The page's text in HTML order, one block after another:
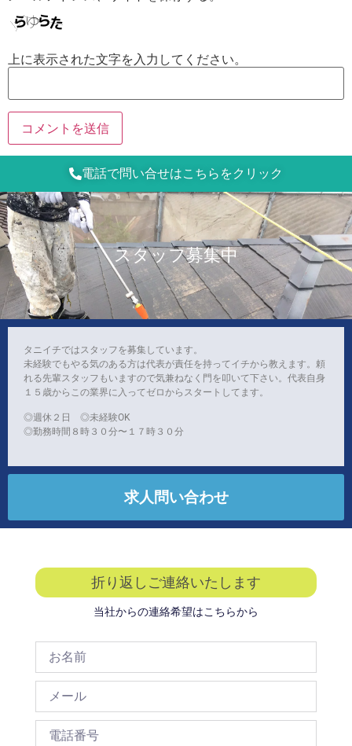
上に表示された文字を入力してください。
電話で問い合せはこちらをクリック
スタッフ募集中
タニイチではスタッフを募集しています。
未経験でもやる気のある方は代表が責任を持ってイチから教えます。頼
れる先輩スタッフもいますので気兼ねなく門を叩いて下さい。代表自身
１５歳からこの業界に入ってゼロからスタートしてます。
◎週休２日 ◎未経験OK
◎勤務時間８時３０分〜１７時３０分
求人問い合わせ
折り返しご連絡いたします
当社からの連絡希望はこちらから